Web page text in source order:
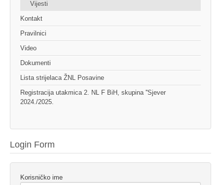
Vijesti
Kontakt
Pravilnici
Video
Dokumenti
Lista strijelaca ŽNL Posavine
Registracija utakmica 2. NL F BiH, skupina ''Sjever
2024./2025.
Login Form
Korisničko ime